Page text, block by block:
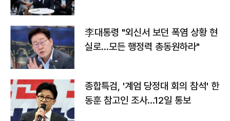
李대통령 "외신서 보던 폭염 상황 현
실로…모든 행정력 총동원하라"
종합특검, '계엄 당정대 회의 참석' 한
동훈 참고인 조사...12일 통보